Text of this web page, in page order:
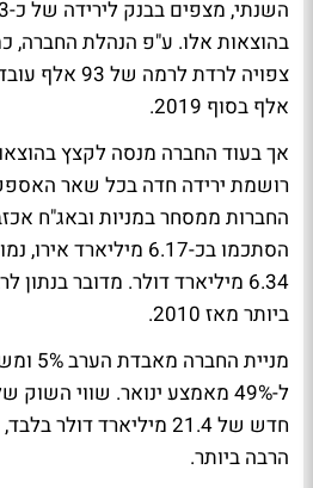
בהוצאות אלו. ע"פ הנהלת החברה,
אלף בסוף 2019.
אך בעוד החברה מנסה לקצץ
רושמת ירידה חדה בכל שאר
החברות ממסחר במניות ובאג"ח
הסתכמו בכ-6.17
6.34 מיליארד דולר. מדובר
ביותר מאז 2010.
מניית
ל-49% מאמצע ינואר. שווי
חדש של 21.4 מיליארד
הרבה ביותר.